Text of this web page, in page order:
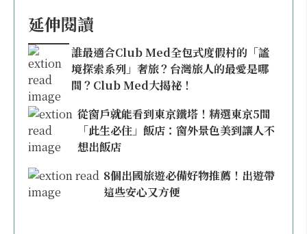
延伸閱讀
誰最適合Club Med全包式度假村的「謐
境探索系列」奢旅？台灣旅人的最愛是哪
間？Club Med大揭祕！
從窗戶就能看到東京鐵塔！精選東京5間
「此生必住」飯店：窗外景色美到讓人不
想出飯店
8個出國旅遊必備好物推薦！出遊帶
這些安心又方便